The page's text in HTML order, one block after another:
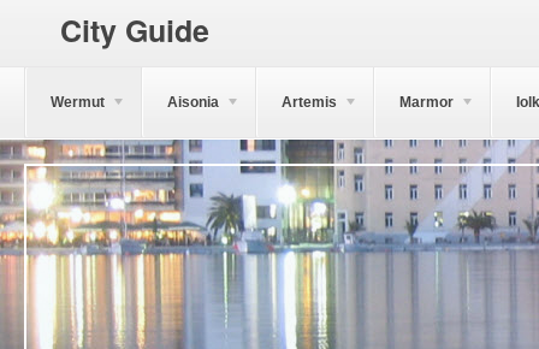
City Guide
Wermut Aisonia Artemis Marmor